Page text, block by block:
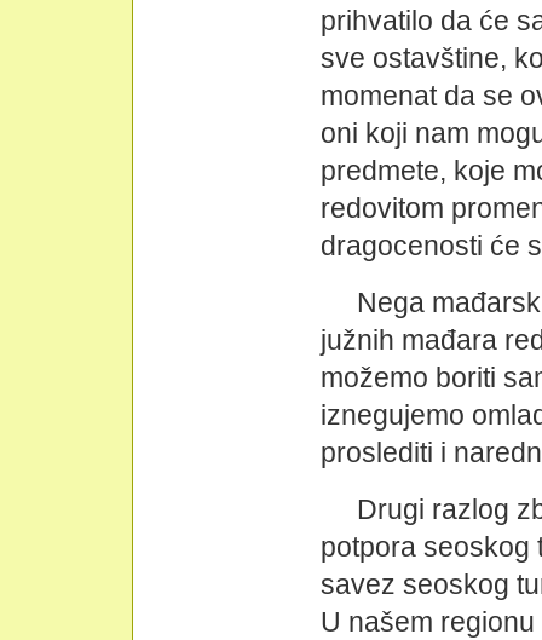
prihvatilo da će
sve ostavštine,
momenat da se
oni koji nam
predmete, koje
redovitom
dragocenosti će
Nega
južnih mađara
možemo boriti
iznegujemo
proslediti i
Drugi razlog
potpora seoskog
savez seoskog
U našem